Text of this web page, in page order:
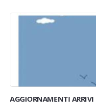
AGGIORNAMENTI ARRIVI